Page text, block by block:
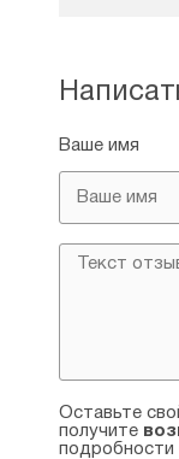
Ваше имя
Оставьте
получите
подробности